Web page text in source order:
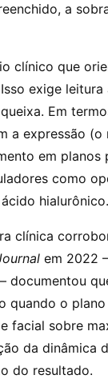
a
clínico que
exige
Em
a expressão
em
como
hialurônico.
clínica
em 2022
documentou
quando o
facial sobre
da dinâmica
do resultado.